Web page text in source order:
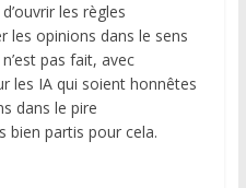
les règles
les opinions dans le sens
pas fait, avec
les IA qui soient honnêtes
dans le pire
bien partis pour cela.